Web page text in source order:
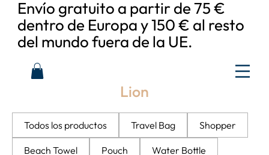
Envío gratuito a partir de 75 €
dentro de Europa y 150 € al resto
del mundo fuera de la UE.
Lion
Todos los productos Travel Bag Shopper
Beach Towel Pouch Water Bottle